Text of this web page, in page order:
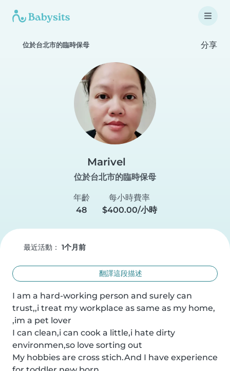
位於台北市的臨時保母 分享
Marivel
位於台北市的臨時保母
年齡
48
每小時費率
$400.00/小時
最近活動： 1个月前
翻譯這段描述
I am a hard-working person and surely can
trust,,i treat my workplace as same as my home,
,im a pet lover
I can clean,i can cook a little,i hate dirty
environmen,so love sorting out
My hobbies are cross stich.And I have experience